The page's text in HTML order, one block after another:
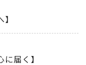
届く】